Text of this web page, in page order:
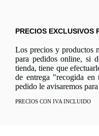
PRECIOS EXCLUSIVOS
Los precios y productos
para pedidos online, si
tienda, tiene que
de entrega "recogida
pedido le avisaremos
PRECIOS CON IVA INCLUIDO